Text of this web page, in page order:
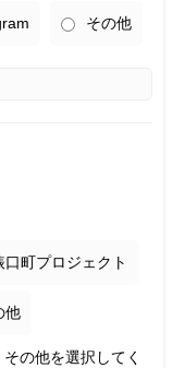
その他
口町プロジェクト
他
の他を選択してく